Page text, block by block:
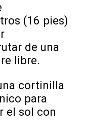
(16 pies)
de una
libre.
cortinilla
para
el sol con